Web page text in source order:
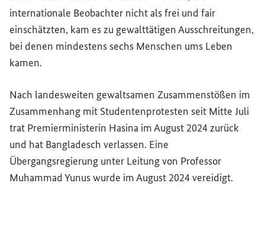
internationale Beobachter nicht als frei und fair
einschätzten, kam es zu gewalttätigen Ausschreitungen,
bei denen mindestens sechs Menschen ums Leben
kamen.
Nach landesweiten gewaltsamen Zusammenstößen im
Zusammenhang mit Studentenprotesten seit Mitte Juli
trat Premierministerin Hasina im August 2024 zurück
und hat Bangladesch verlassen. Eine
Übergangsregierung unter Leitung von Professor
Muhammad Yunus wurde im August 2024 vereidigt.